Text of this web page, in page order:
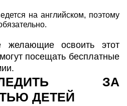
на английском, поэтому
освоить этот
посещать бесплатные
ЗА
ДЕТЕЙ